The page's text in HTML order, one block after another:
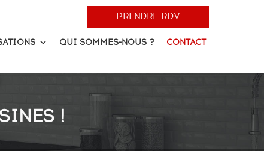
PRENDRE RDV
QUI SOMMES-NOUS ? CONTACT
!